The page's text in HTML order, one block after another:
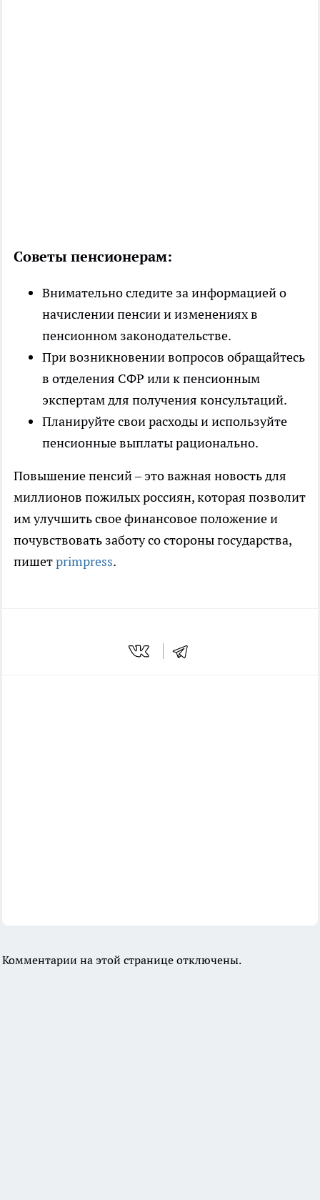
Советы пенсионерам:
Внимательно следите за информацией о
начислении пенсии и изменениях в
пенсионном законодательстве.
При возникновении вопросов обращайтесь
в отделения СФР или к пенсионным
экспертам для получения консультаций.
Планируйте свои расходы и используйте
пенсионные выплаты рационально.
Повышение пенсий – это важная новость для
миллионов пожилых россиян, которая позволит
им улучшить свое финансовое положение и
почувствовать заботу со стороны государства,
пишетprimpress.
Комментарии на этой странице отключены.